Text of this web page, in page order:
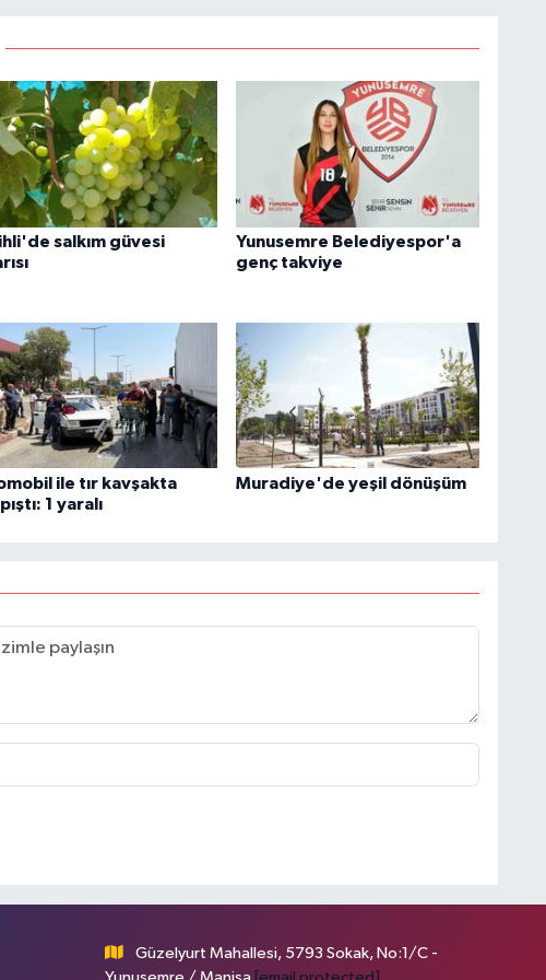
salkım güvesi
Yunusemre Belediyespor'a
genç takviye
ile tır kavşakta
1 yaralı
Muradiye'de yeşil dönüşüm
Güzelyurt Mahallesi, 5793 Sokak, No:1/C -